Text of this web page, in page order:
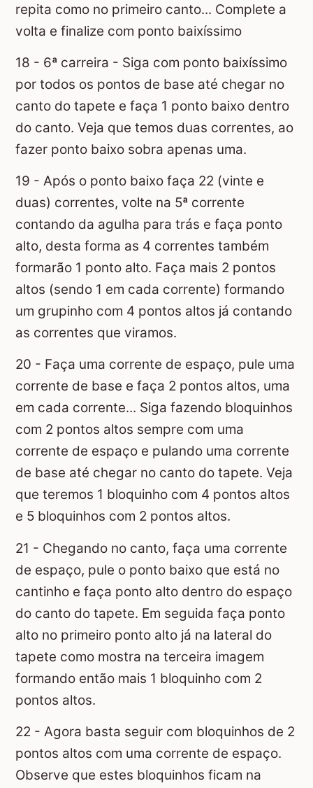
repita como no primeiro canto... Complete a
volta e finalize com ponto baixíssimo
18 - 6ª carreira - Siga com ponto baixíssimo
por todos os pontos de base até chegar no
canto do tapete e faça 1 ponto baixo dentro
do canto. Veja que temos duas correntes, ao
fazer ponto baixo sobra apenas uma.
19 - Após o ponto baixo faça 22 (vinte e
duas) correntes, volte na 5ª corrente
contando da agulha para trás e faça ponto
alto, desta forma as 4 correntes também
formarão 1 ponto alto. Faça mais 2 pontos
altos (sendo 1 em cada corrente) formando
um grupinho com 4 pontos altos já contando
as correntes que viramos.
20 - Faça uma corrente de espaço, pule uma
corrente de base e faça 2 pontos altos, uma
em cada corrente... Siga fazendo bloquinhos
com 2 pontos altos sempre com uma
corrente de espaço e pulando uma corrente
de base até chegar no canto do tapete. Veja
que teremos 1 bloquinho com 4 pontos altos
e 5 bloquinhos com 2 pontos altos.
21 - Chegando no canto, faça uma corrente
de espaço, pule o ponto baixo que está no
cantinho e faça ponto alto dentro do espaço
do canto do tapete. Em seguida faça ponto
alto no primeiro ponto alto já na lateral do
tapete como mostra na terceira imagem
formando então mais 1 bloquinho com 2
pontos altos.
22 - Agora basta seguir com bloquinhos de 2
pontos altos com uma corrente de espaço.
Observe que estes bloquinhos ficam na